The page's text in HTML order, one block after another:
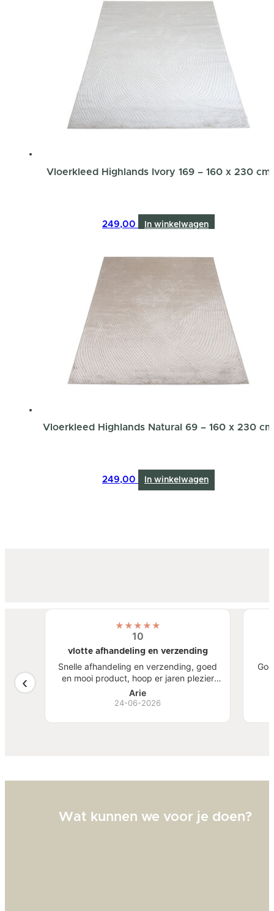
Vloerkleed Highlands Ivory 169 – 160 x 230 cm
249,00 In winkelwagen
Vloerkleed Highlands Natural 69 – 160 x 230 cm
249,00 In winkelwagen
mooi
★★★★★
10
vlotte afhandeling en verzending
Snelle afhandeling en verzending, goed
en mooi product, hoop er jaren plezier
van te hebben.
Arie
24-06-2026
Wat kunnen we voor je doen?